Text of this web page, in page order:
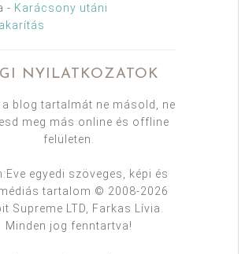
- Karácsony utáni
NYILATKOZATOK
a blog tartalmát ne másold, ne
meg más online és offline
felületen.
egyedi szöveges, képi és
tartalom © 2008-2026
Supreme LTD, Farkas Lívia.
Minden jog fenntartva!